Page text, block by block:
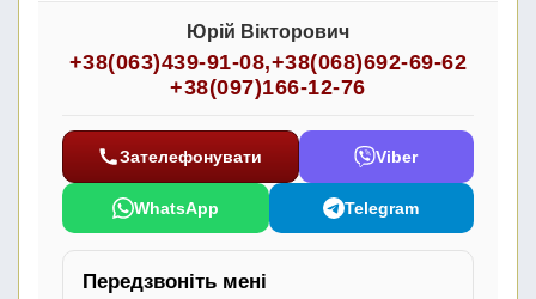
Юрій Вікторович
+38(063)439-91-08,+38(068)692-69-62
+38(097)166-12-76
Зателефонувати Viber
WhatsApp Telegram
Передзвоніть мені